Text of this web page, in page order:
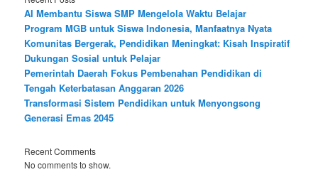
AI Membantu Siswa SMP Mengelola Waktu Belajar
Program MGB untuk Siswa Indonesia, Manfaatnya Nyata
Komunitas Bergerak, Pendidikan Meningkat: Kisah Inspiratif
Dukungan Sosial untuk Pelajar
Pemerintah Daerah Fokus Pembenahan Pendidikan di
Tengah Keterbatasan Anggaran 2026
Transformasi Sistem Pendidikan untuk Menyongsong
Generasi Emas 2045
Recent Comments
No comments to show.